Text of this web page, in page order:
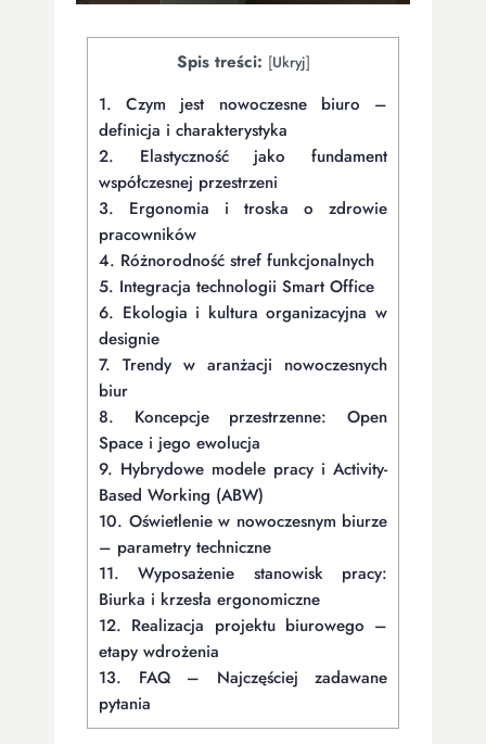
Spis treści: [Ukryj]
1. Czym jest nowoczesne biuro –
definicja i charakterystyka
2. Elastyczność jako fundament
współczesnej przestrzeni
3. Ergonomia i troska o zdrowie
pracowników
4. Różnorodność stref funkcjonalnych
5. Integracja technologii Smart Office
6. Ekologia i kultura organizacyjna w
designie
7. Trendy w aranżacji nowoczesnych
biur
8. Koncepcje przestrzenne: Open
Space i jego ewolucja
9. Hybrydowe modele pracy i Activity-
Based Working (ABW)
10. Oświetlenie w nowoczesnym biurze
– parametry techniczne
11. Wyposażenie stanowisk pracy:
Biurka i krzesła ergonomiczne
12. Realizacja projektu biurowego –
etapy wdrożenia
13. FAQ – Najczęściej zadawane
pytania